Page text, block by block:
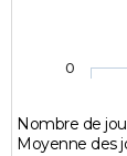
Nombre de
Moyenne des
0